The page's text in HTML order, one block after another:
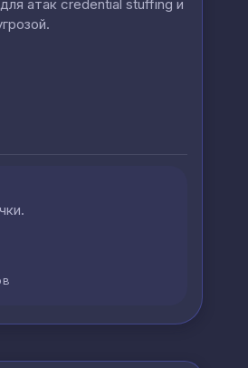
атак credential stuffing и